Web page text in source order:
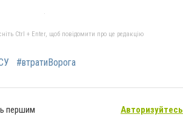
Ctrl + Enter, щоб повідомити про це редакцію
#втратиВорога
першим Авторизуйтесь